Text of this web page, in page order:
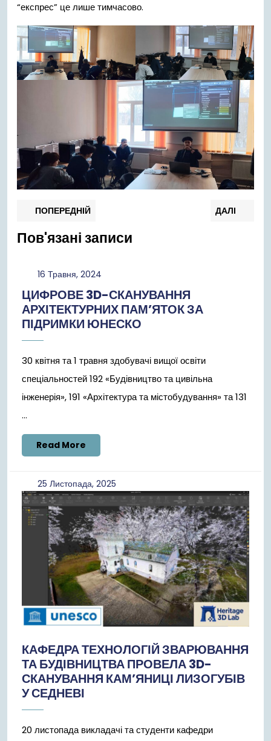
“експрес” це лише тимчасово.
Навігація
записів
ПОПЕРЕДНІЙ ДАЛІ
Пов'язані записи
16 Травня, 202416
2024
ЦИФРОВЕ 3D-СКАНУВАННЯ
АРХІТЕКТУРНИХ ПАМ’ЯТОК ЗА
ПІДРИМКИ ЮНЕСКО
30 квітня та 1 травня здобувачі вищої освіти
спеціальностей 192 «Будівництво та цивільна
інженерія», 191 «Архітектура та містобудування» та 131
...
Read More
More
25 Листопада, 202525
Листопада,
2025
КАФЕДРА ТЕХНОЛОГІЙ ЗВАРЮВАННЯ
ТА БУДІВНИЦТВА ПРОВЕЛА 3D-
СКАНУВАННЯ КАМ’ЯНИЦІ ЛИЗОГУБІВ
У СЕДНЕВІ
20 листопада викладачі та студенти кафедри